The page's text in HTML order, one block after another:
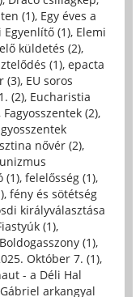
(1), Egy éves a
Egyenlítő (1), Elemi
küldetés (2),
(1), epacta
(3), EU soros
(2), Eucharistia
Fagyosszentek (2),
nővér (2),
(1), felelősség (1),
, fény és sötétség
királyválasztása
(1),
(1),
Október 7. (1),
- a Déli Hal
Gábriel arkangyal